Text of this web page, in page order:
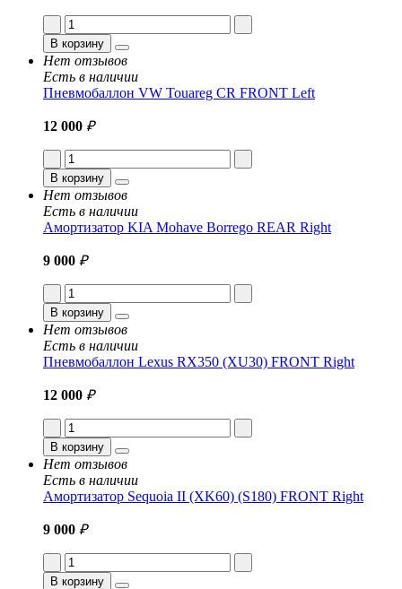
В корзину
Нет отзывов
Есть в наличии
Пневмобаллон VW Touareg CR FRONT Left
12 000 ₽
В корзину
Нет отзывов
Есть в наличии
Амортизатор KIA Mohave Borrego REAR Right
9 000 ₽
В корзину
Нет отзывов
Есть в наличии
Пневмобаллон Lexus RX350 (XU30) FRONT Right
12 000 ₽
В корзину
Нет отзывов
Есть в наличии
Амортизатор Sequoia II (XK60) (S180) FRONT Right
9 000 ₽
В корзину